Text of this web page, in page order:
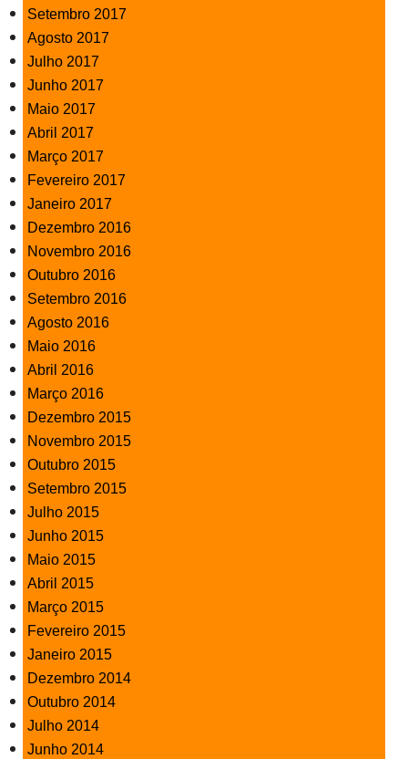
Setembro 2017
Agosto 2017
Julho 2017
Junho 2017
Maio 2017
Abril 2017
Março 2017
Fevereiro 2017
Janeiro 2017
Dezembro 2016
Novembro 2016
Outubro 2016
Setembro 2016
Agosto 2016
Maio 2016
Abril 2016
Março 2016
Dezembro 2015
Novembro 2015
Outubro 2015
Setembro 2015
Julho 2015
Junho 2015
Maio 2015
Abril 2015
Março 2015
Fevereiro 2015
Janeiro 2015
Dezembro 2014
Outubro 2014
Julho 2014
Junho 2014